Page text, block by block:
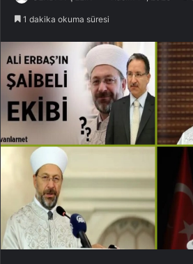
1 dakika okuma süresi